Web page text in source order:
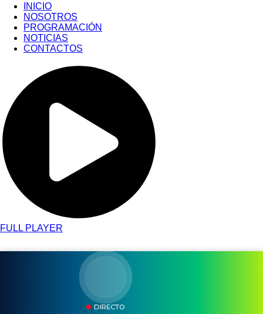
INICIO
NOSOTROS
PROGRAMACIÓN
NOTICIAS
CONTACTOS
FULL PLAYER
DIRECTO